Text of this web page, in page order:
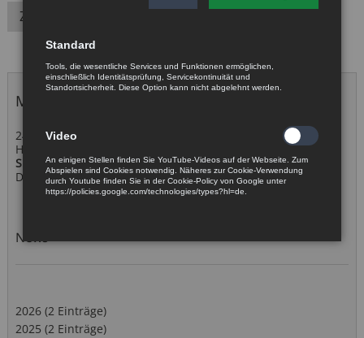
Zurück
Messetermine 2026
24. - 26. November 2026
Hannover
SPS – Smart Production Solutions
DIS Sensors
News
2026 (2 Einträge)
2025 (2 Einträge)
Standard
Tools, die wesentliche Services und Funktionen ermöglichen,
einschließlich Identitätsprüfung, Servicekontinuität und
Standortsicherheit. Diese Option kann nicht abgelehnt werden.
Video
An einigen Stellen finden Sie YouTube-Videos auf der Webseite. Zum
Abspielen sind Cookies notwendig. Näheres zur Cookie-Verwendung
durch Youtube finden Sie in der Cookie-Policy von Google unter
https://policies.google.com/technologies/types?hl=de.